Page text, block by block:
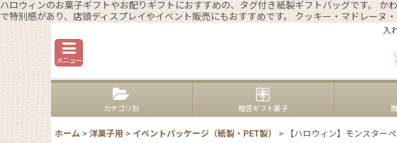
ハロウィンのお菓子ギフトやお配りギフトにおすすめの、タグ付き紙製ギフトバッグです。
で特別感があり、店頭ディスプレイやイベント販売にもおすすめです。 クッキー・マドレーヌ
入
メニュー
カテゴリ別 贈答ギフト菓子
ホーム > 洋菓子用 > イベントパッケージ（紙製・PET製） > 【ハロウィン】モンスタ